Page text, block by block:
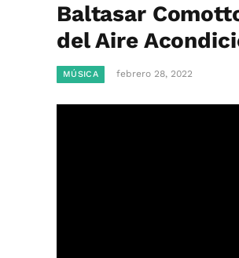
Baltasar
del Aire
MÚSICA febrero 28, 2022